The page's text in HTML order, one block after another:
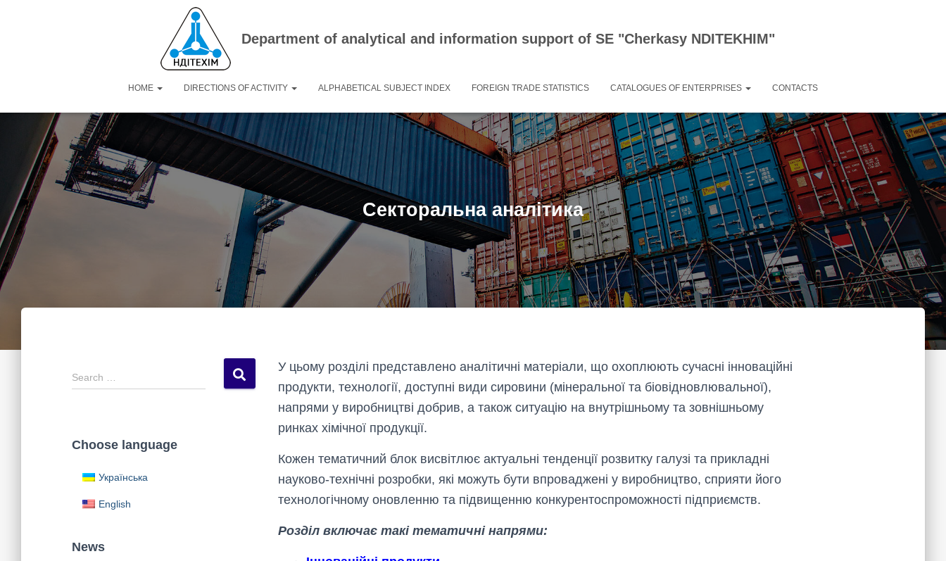
Department of analytical and information support of SE "Cherkasy NDITEKHIM"
HOME DIRECTIONS OF ACTIVITY ALPHABETICAL SUBJECT INDEX FOREIGN TRADE STATISTICS CATALOGUES OF ENTERPRISES CONTACTS
Секторальна аналітика
S
e
h
Search …
Choose language
Українська
English
News
У цьому розділі представлено аналітичні матеріали, що охоплюють сучасні інноваційні
продукти, технології, доступні види сировини (мінеральної та біовідновлювальної),
напрями у виробництві добрив, а також ситуацію на внутрішньому та зовнішньому
ринках хімічної продукції.
Кожен тематичний блок висвітлює актуальні тенденції розвитку галузі та прикладні
науково-технічні розробки, які можуть бути впроваджені у виробництво, сприяти його
технологічному оновленню та підвищенню конкурентоспроможності підприємств.
Розділ включає такі тематичні напрями: